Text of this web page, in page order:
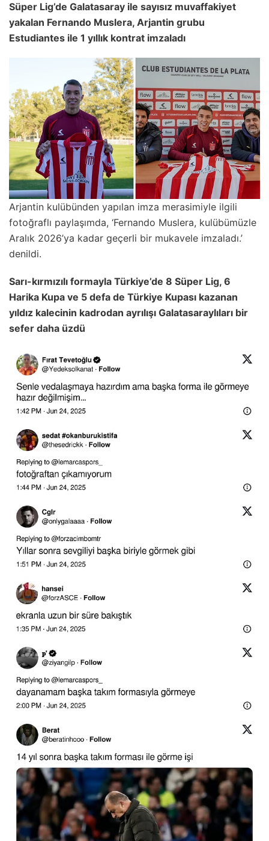
Süper Lig’de Galatasaray ile sayısız muvaffakiyet
yakalan Fernando Muslera, Arjantin grubu
Estudiantes ile 1 yıllık kontrat imzaladı
Arjantin kulübünden yapılan imza merasimiyle ilgili
fotoğraflı paylaşımda, ‘Fernando Muslera, kulübümüzle
Aralık 2026’ya kadar geçerli bir mukavele imzaladı.’
denildi.
Sarı-kırmızılı formayla Türkiye’de 8 Süper Lig, 6
Harika Kupa ve 5 defa de Türkiye Kupası kazanan
yıldız kalecinin kadrodan ayrılışı Galatasaraylıları bir
sefer daha üzdü